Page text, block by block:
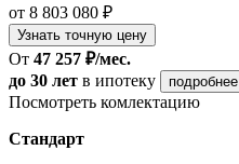
от 8 803 080 ₽
Узнать точную цену
От 47 257 ₽/мес.
до 30 лет в ипотеку подробнее
Посмотреть комлектацию
Стандарт